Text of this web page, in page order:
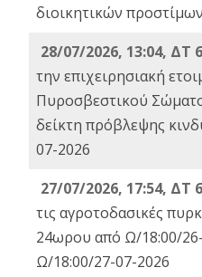
διοικητικών
28/07/2026, 13:04, ΔΤ
την επιχειρησιακή
Πυροσβεστικού
δείκτη πρόβλεψης
07-2026
27/07/2026, 17:54, ΔΤ
τις αγροτοδασικές
24ωρου από Ω/18:00/
Ω/18:00/27-07-2026